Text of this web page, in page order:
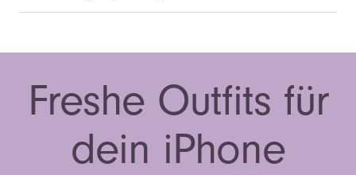
Freshe Outfits für
dein iPhone